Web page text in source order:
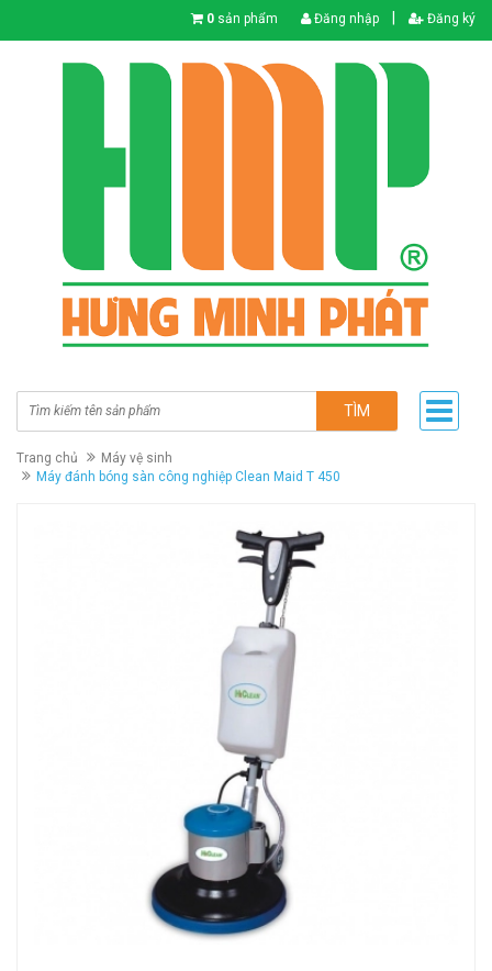
0 sản phẩm Đăng nhập Đăng ký
TÌM
Trang chủ
Máy vệ sinh
Máy đánh bóng sàn công nghiệp Clean Maid T 450